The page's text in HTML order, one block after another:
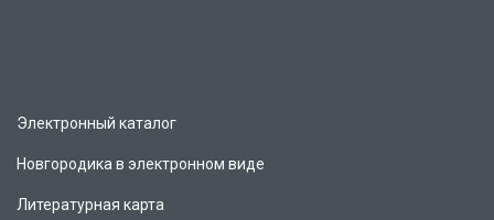
Электронный каталог
Новгородика в электронном виде
Литературная карта